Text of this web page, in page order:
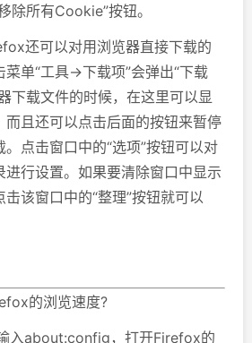
除所有Cookie”按钮。
还可以对用浏览器直接下载的
单“工具→下载项”会弹出“下载
下载文件的时候，在这里可以显
而且还可以点击后面的按钮来暂停
点击窗口中的“选项”按钮可以对
进行设置。如果要清除窗口中显示
该窗口中的“整理”按钮就可以
的浏览速度?
about:config，打开Firefox的